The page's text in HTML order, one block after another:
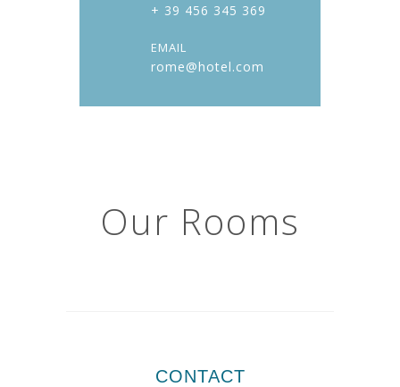
+ 39 456 345 369
EMAIL
rome@hotel.com
Our Rooms
CONTACT